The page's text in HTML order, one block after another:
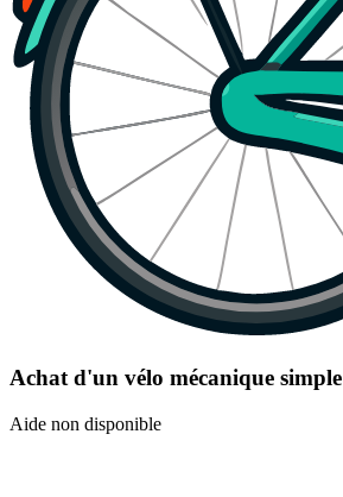
Achat d'un vélo mécanique simple
Aide non disponible